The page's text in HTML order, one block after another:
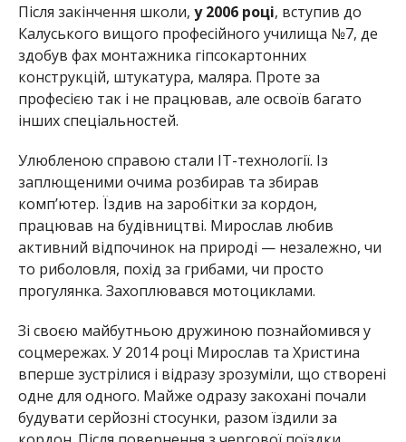
Після закінчення школи, у 2006 році, вступив до
Калуського вищого професійного училища №7, де
здобув фах монтажника гіпсокартонних
конструкцій, штукатура, маляра. Проте за
професією так і не працював, але освоїв багато
інших спеціальностей.
Улюбленою справою стали ІТ-технології. Із
заплющеними очима розбирав та збирав
комп’ютер. Їздив на заробітки за кордон,
працював на будівництві. Мирослав любив
активний відпочинок на природі — незалежно, чи
то риболовля, похід за грибами, чи просто
прогулянка. Захоплювався мотоциклами.
Зі своєю майбутньою дружиною познайомився у
соцмережах. У 2014 році Мирослав та Христина
вперше зустрілися і відразу зрозуміли, що створені
одне для одного. Майже одразу закохані почали
будувати серйозні стосунки, разом їздили за